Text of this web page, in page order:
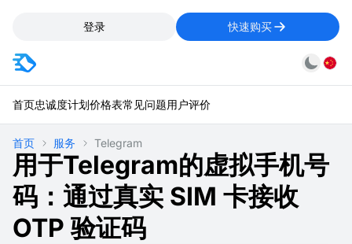
登录 快速购买
首页忠诚度计划价格表常见问题用户评价
首页 服务 Telegram
用于Telegram的虚拟手机号
码：通过真实 SIM 卡接收
OTP 验证码